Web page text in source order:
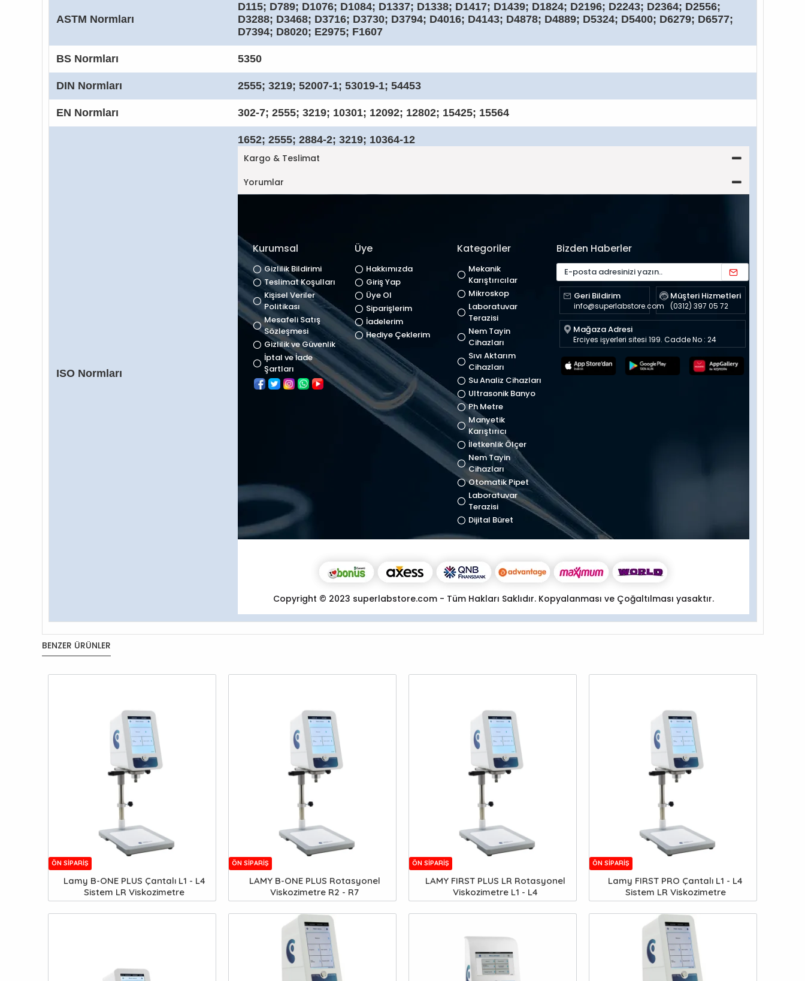
BENZER ÜRÜNLER
ÖN SIPARIŞ
Lamy B-ONE PLUS Çantalı L1 - L4
Sistem LR Viskozimetre
ÖN SIPARIŞ
LAMY B-ONE PLUS Rotasyonel
Viskozimetre R2 - R7
ÖN SIPARIŞ
LAMY FIRST PLUS LR Rotasyonel
Viskozimetre L1 - L4
ÖN SIPARIŞ
Lamy FIRST PRO Çantalı L1 - L4
Sistem LR Viskozimetre
ASTM Normları
D115; D789; D1076; D1084; D1337; D1338; D1417; D1439; D1824; D2196; D2243; D2364; D2556;
D3288; D3468; D3716; D3730; D3794; D4016; D4143; D4878; D4889; D5324; D5400; D6279; D6577;
D7394; D8020; E2975; F1607
BS Normları 5350
DIN Normları 2555; 3219; 52007-1; 53019-1; 54453
EN Normları 302-7; 2555; 3219; 10301; 12092; 12802; 15425; 15564
ISO Normları
1652; 2555; 2884-2; 3219; 10364-12
Kargo & Teslimat
Yorumlar
Kurumsal
Gizlilik Bildirimi
Teslimat Koşulları
Kişisel Veriler
Politikası
Mesafeli Satış
Sözleşmesi
Gizlilik ve Güvenlik
İptal ve İade
Şartları
Üye
Hakkımızda
Giriş Yap
Üye Ol
Siparişlerim
İadelerim
Hediye Çeklerim
Kategoriler
Mekanik
Karıştırıcılar
Mikroskop
Laboratuvar
Terazisi
Nem Tayin
Cihazları
Sıvı Aktarım
Cihazları
Su Analiz Cihazları
Ultrasonik Banyo
Ph Metre
Manyetik
Karıştırıcı
İletkenlik Ölçer
Nem Tayin
Cihazları
Otomatik Pipet
Laboratuvar
Terazisi
Dijital Büret
Bizden Haberler
Geri Bildirim
info@superlabstore.com
Müşteri Hizmetleri
(0312) 397 05 72
Mağaza Adresi
Erciyes işyerleri sitesi 199. Cadde No : 24
Copyright © 2023 superlabstore.com - Tüm Hakları Saklıdır. Kopyalanması ve Çoğaltılması yasaktır.